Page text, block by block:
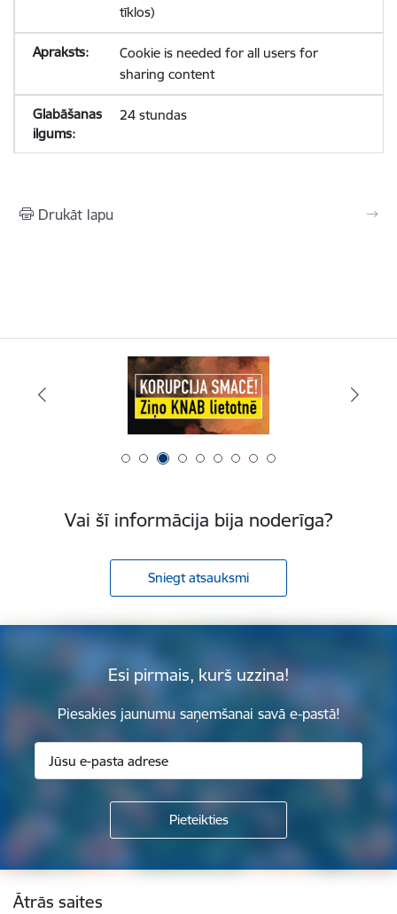
tīklos)
Cookie is needed for all users for
sharing content
24 stundas
Drukāt lapu
Vai šī informācija bija noderīga?
Sniegt atsauksmi
Esi pirmais, kurš uzzina!
Piesakies jaunumu saņemšanai savā e-pastā!
Kājene
Ātrās saites